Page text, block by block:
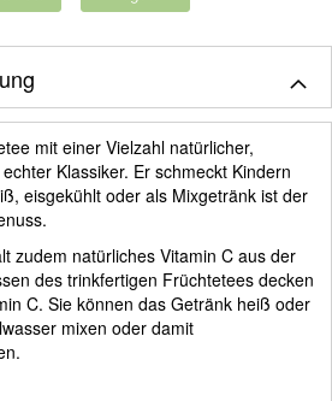
mit einer Vielzahl natürlicher,
Klassiker. Er schmeckt Kindern
eisgekühlt oder als Mixgetränk ist der
zudem natürliches Vitamin C aus der
des trinkfertigen Früchtetees decken
C. Sie können das Getränk heiß oder
mixen oder damit